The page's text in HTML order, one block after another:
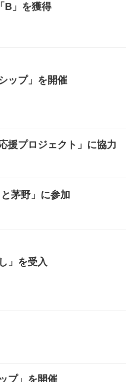
B」を獲得
ップ」を開催
援プロジェクト」に協力
茅野」に参加
」を受入
プ」を開催